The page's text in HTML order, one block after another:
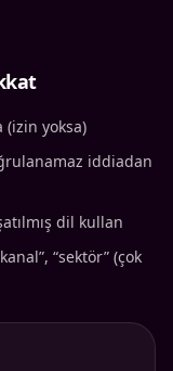
(izin yoksa)
iddiadan
dil kullan
“sektör” (çok